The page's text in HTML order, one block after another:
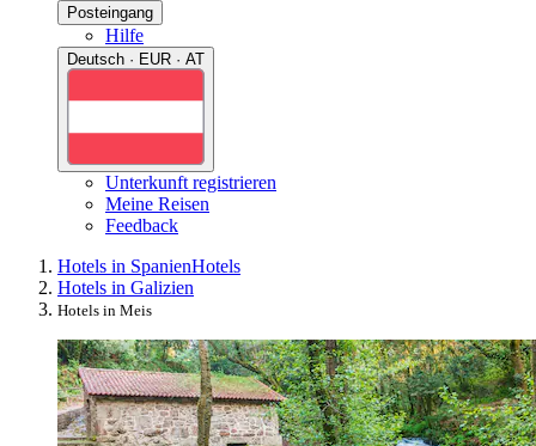
Posteingang
Hilfe
Deutsch · EUR · AT
Unterkunft registrieren
Meine Reisen
Feedback
Hotels in SpanienHotels
Hotels in Galizien
Hotels in Meis